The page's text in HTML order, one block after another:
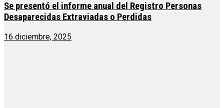
Se presentó el informe anual del Registro Personas
Desaparecidas Extraviadas o Perdidas
16 diciembre, 2025